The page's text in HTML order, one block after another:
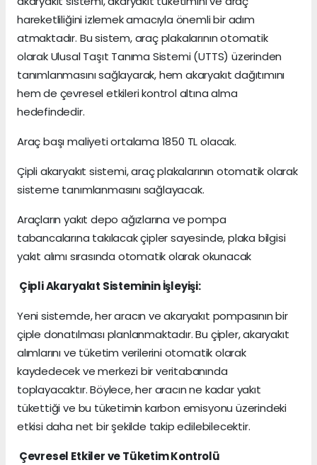
hareketliliğini izlemek amacıyla önemli bir adım
atmaktadır. Bu sistem, araç plakalarının otomatik
olarak Ulusal Taşıt Tanıma Sistemi (UTTS) üzerinden
tanımlanmasını sağlayarak, hem akaryakıt dağıtımını
hem de çevresel etkileri kontrol altına alma
hedefindedir.
Araç başı maliyeti ortalama 1850 TL olacak.
Çipli akaryakıt sistemi, araç plakalarının otomatik olarak
sisteme tanımlanmasını sağlayacak.
Araçların yakıt depo ağızlarına ve pompa
tabancalarına takılacak çipler sayesinde, plaka bilgisi
yakıt alımı sırasında otomatik olarak okunacak
Çipli Akaryakıt Sisteminin İşleyişi:
Yeni sistemde, her aracın ve akaryakıt pompasının bir
çiple donatılması planlanmaktadır. Bu çipler, akaryakıt
alımlarını ve tüketim verilerini otomatik olarak
kaydedecek ve merkezi bir veritabanında
toplayacaktır. Böylece, her aracın ne kadar yakıt
tükettiği ve bu tüketimin karbon emisyonu üzerindeki
etkisi daha net bir şekilde takip edilebilecektir.
Çevresel Etkiler ve Tüketim Kontrolü